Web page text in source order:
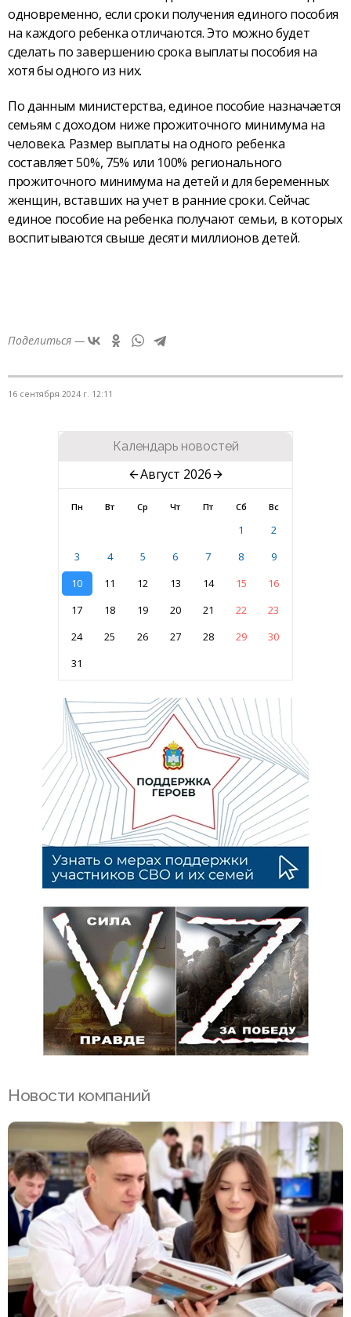
одновременно, если сроки получения единого пособия
на каждого ребенка отличаются. Это можно будет
сделать по завершению срока выплаты пособия на
хотя бы одного из них.
По данным министерства, единое пособие назначается
семьям с доходом ниже прожиточного минимума на
человека. Размер выплаты на одного ребенка
составляет 50%, 75% или 100% регионального
прожиточного минимума на детей и для беременных
женщин, вставших на учет в ранние сроки. Сейчас
единое пособие на ребенка получают семьи, в которых
воспитываются свыше десяти миллионов детей.
Поделиться —
16 сентября 2024 г. 12:11
Календарь новостей
Август 2026
Пн Вт Ср Чт Пт Сб Вс
1
2
3
4 5 6 7 8
9
10
11 12 13 14 15
16
17
18 19 20 21 22
23
24
25 26 27 28 29
30
31
Новости компаний